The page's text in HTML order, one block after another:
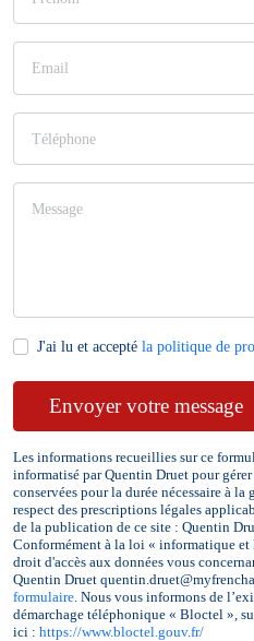
J'ai lu et accepté la politique de
Envoyer votre message
Les informations recueillies sur ce
informatisé par Quentin Druet pour
conservées pour la durée nécessaire à
respect des prescriptions légales
de la publication de ce site : Quentin
Conformément à la loi « informatique
droit d'accès aux données vous
Quentin Druet
formulaire . Nous vous informons de
démarchage téléphonique « Bloctel »,
ici : https://www.bloctel.gouv.fr/